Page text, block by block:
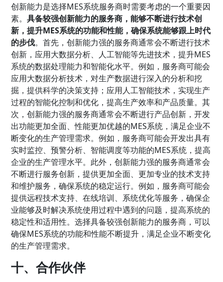
创新能力是选择MES系统服务商时需要考虑的一个重要因
素。具备较强创新能力的服务商，能够不断进行技术创
新，提升MES系统的功能和性能，确保系统能够跟上时代
的步伐。首先，创新能力强的服务商通常会不断进行技术
创新，应用大数据分析、人工智能等先进技术，提升MES
系统的数据处理能力和智能化水平。例如，服务商可能会
应用大数据分析技术，对生产数据进行深入的分析和挖
掘，提供科学的决策支持；应用人工智能技术，实现生产
过程的智能化控制和优化，提高生产效率和产品质量。其
次，创新能力强的服务商通常会不断进行产品创新，开发
出功能更加全面、性能更加优越的MES系统，满足企业不
断变化的生产管理需求。例如，服务商可能会开发出具有
实时监控、预警分析、智能调度等功能的MES系统，提高
企业的生产管理水平。此外，创新能力强的服务商通常会
不断进行服务创新，提供更加全面、更加专业的技术支持
和维护服务，确保系统的稳定运行。例如，服务商可能会
提供远程技术支持、在线培训、系统优化等服务，确保企
业能够及时解决系统使用过程中遇到的问题，提高系统的
稳定性和适用性。选择具备较强创新能力的服务商，可以
确保MES系统的功能和性能不断提升，满足企业不断变化
的生产管理需求。
十、合作伙伴